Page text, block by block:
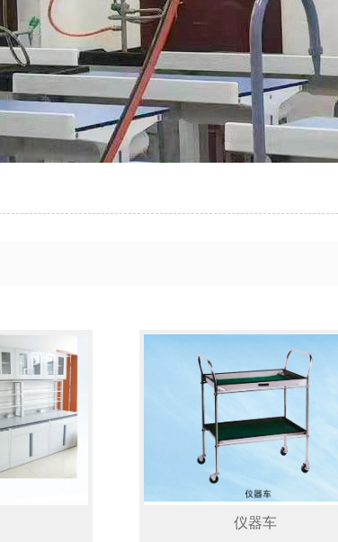
仪器车